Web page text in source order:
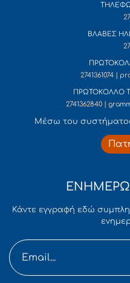
ΒΛΑΒΕΣ
2741361074 |
ΠΡΩΤΟΚΟΛΛΟ
2741362840 |
Mέσω του
Κάντε εγγραφή εδώ